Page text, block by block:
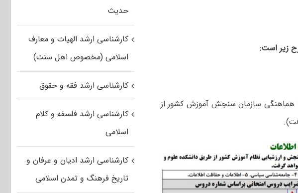
زیر است:
هماهنگی سازمان سنجش آموزش کشور از
حدیث
کارشناسی ارشد الهیات و معارف
اسلامی (مخصوص اهل سنت)
کارشناسی ارشد فقه و حقوق
کارشناسی ارشد فلسفه و کلام
اسلامی
کارشناسی ارشد ادیان و عرفان و
تاریخ فرهنگ و تمدن اسلامی